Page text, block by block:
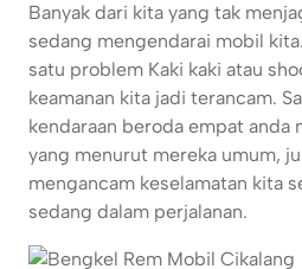
Banyak dari kita yang tak
sedang mengendarai mobil
satu problem Kaki kaki atau
keamanan kita jadi terancam.
kendaraan beroda empat anda
yang menurut mereka umum,
mengancam keselamatan kita
sedang dalam perjalanan.